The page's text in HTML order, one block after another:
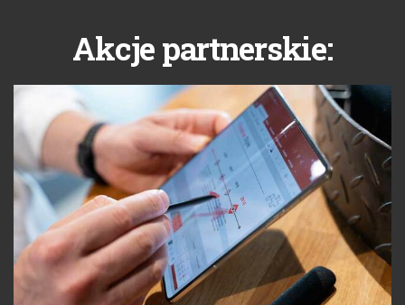
Akcje partnerskie: